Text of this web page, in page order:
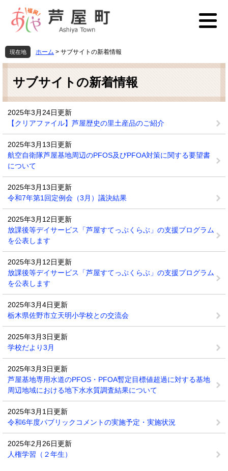
先
頭
を
飛
本
現在地 ホーム > サブサイトの新着情報
本
サブサイトの新着情報
2025年3月24日更新
【クリアファイル】芦屋歴史の里土産品のご紹介
2025年3月13日更新
航空自衛隊芦屋基地周辺のPFOS及びPFOA対策に関する要望書
について
2025年3月13日更新
令和7年第1回定例会（3月）議決結果
2025年3月12日更新
放課後等デイサービス「芦屋すてっぷくらぶ」の支援プログラム
を公表します
2025年3月12日更新
放課後等デイサービス「芦屋すてっぷくらぶ」の支援プログラム
を公表します
2025年3月4日更新
栃木県佐野市立天明小学校との交流会
2025年3月3日更新
学校だより3月
2025年3月3日更新
芦屋基地専用水道のPFOS・PFOA暫定目標値超過に対する基地
周辺地域における地下水水質調査結果について
2025年3月1日更新
令和6年度パブリックコメントの実施予定・実施状況
2025年2月26日更新
人権学習（２年生）